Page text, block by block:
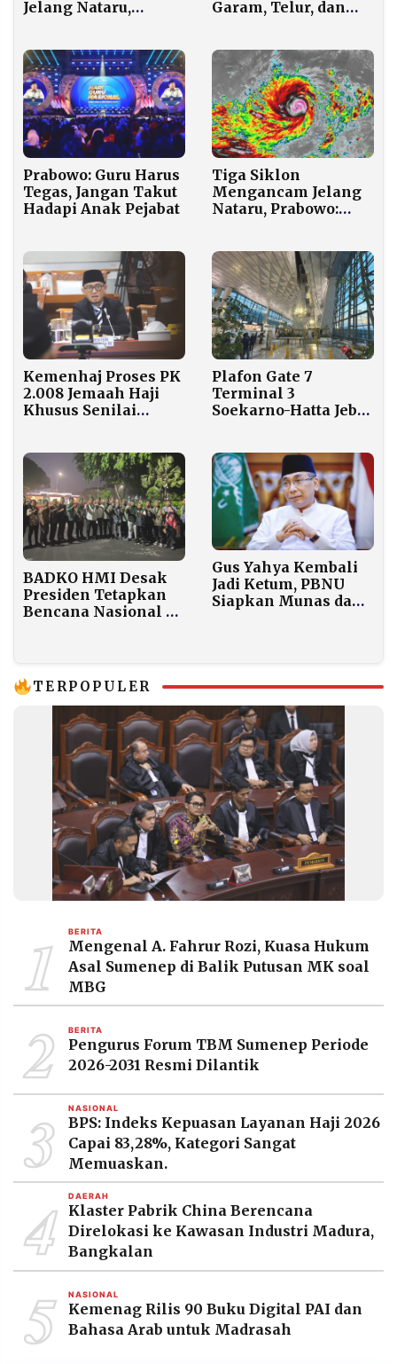
Jelang Nataru,
Garam, Telur, dan
Prabowo: Guru Harus
Tegas, Jangan Takut
Hadapi Anak Pejabat
Tiga Siklon
Mengancam Jelang
Nataru, Prabowo:
Kemenhaj Proses PK
2.008 Jemaah Haji
Khusus Senilai
Plafon Gate 7
Terminal 3
Soekarno-Hatta Jebol
Dialihkan ke
Bandara Lain
BADKO HMI Desak
Presiden Tetapkan
Bencana Nasional di
Gus Yahya Kembali
Jadi Ketum, PBNU
Siapkan Munas dan
TERPOPULER
1 BERITA
Mengenal A. Fahrur Rozi, Kuasa Hukum
Asal Sumenep di Balik Putusan MK soal
MBG
2 BERITA
Pengurus Forum TBM Sumenep Periode
2026-2031 Resmi Dilantik
3 NASIONAL
BPS: Indeks Kepuasan Layanan Haji 2026
Capai 83,28%, Kategori Sangat
Memuaskan.
4 DAERAH
Klaster Pabrik China Berencana
Direlokasi ke Kawasan Industri Madura,
Bangkalan
5 NASIONAL
Kemenag Rilis 90 Buku Digital PAI dan
Bahasa Arab untuk Madrasah